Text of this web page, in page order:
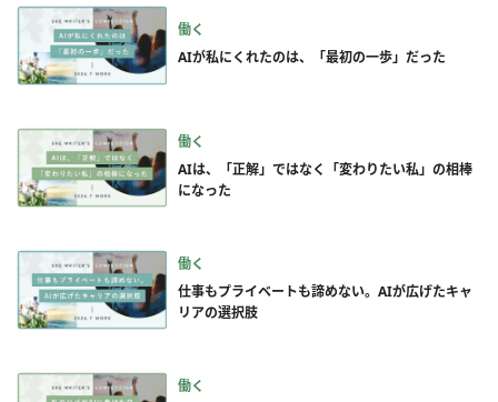
働く
AIが私にくれたのは、「最初の一歩」だった
働く
AIは、「正解」ではなく「変わりたい私」の相棒
になった
働く
仕事もプライベートも諦めない。AIが広げたキャ
リアの選択肢
働く